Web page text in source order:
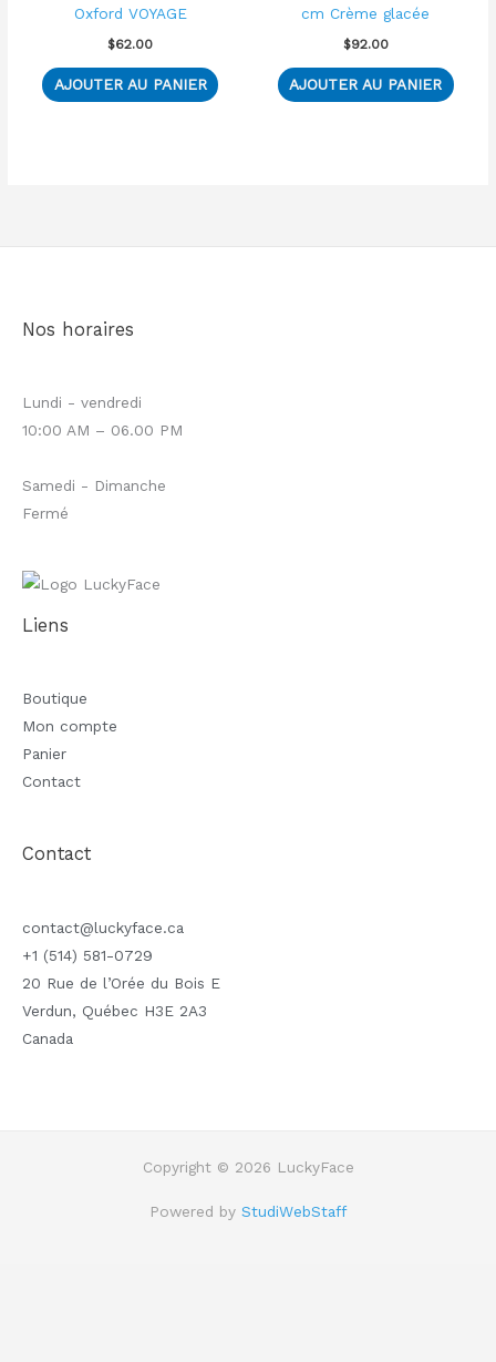
Oxford VOYAGE
$62.00
AJOUTER AU PANIER
cm Crème glacée
$92.00
AJOUTER AU PANIER
Nos horaires
Lundi - vendredi
10:00 AM – 06.00 PM
Samedi - Dimanche
Fermé
Liens
Boutique
Mon compte
Panier
Contact
Contact
contact@luckyface.ca
+1 (514) 581-0729
20 Rue de l’Orée du Bois E
Verdun, Québec H3E 2A3
Canada
Copyright © 2026 LuckyFace
Powered by StudiWebStaff